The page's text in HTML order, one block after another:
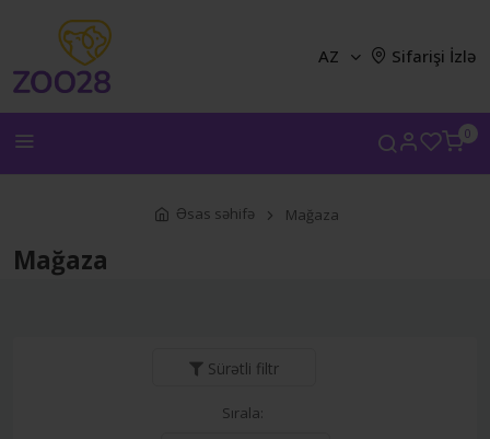
0
AZ Sifarişi İzlə
Əsas səhifə Mağaza
Mağaza
Sürətli filtr
Sırala: